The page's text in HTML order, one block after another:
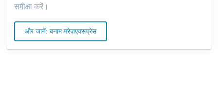
समीक्षा करें।
और जानें: बनाम फ़्रेज़एक्सप्रेस